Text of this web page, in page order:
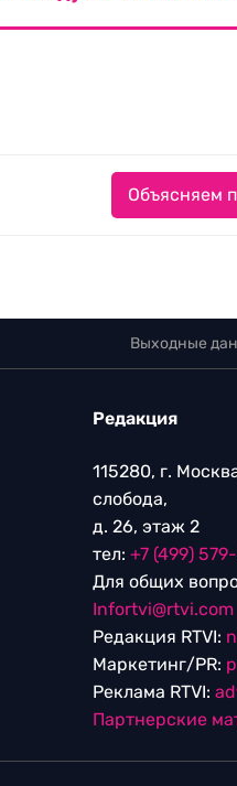
Объясняем
Выходные
Редакция
115280, г.
слобода,
д. 26, этаж 2
тел: +7 (499)
Для общих
Infortvi@rtvi.com
Редакция RTVI:
Маркетинг/PR:
Реклама RTVI:
Партнерские